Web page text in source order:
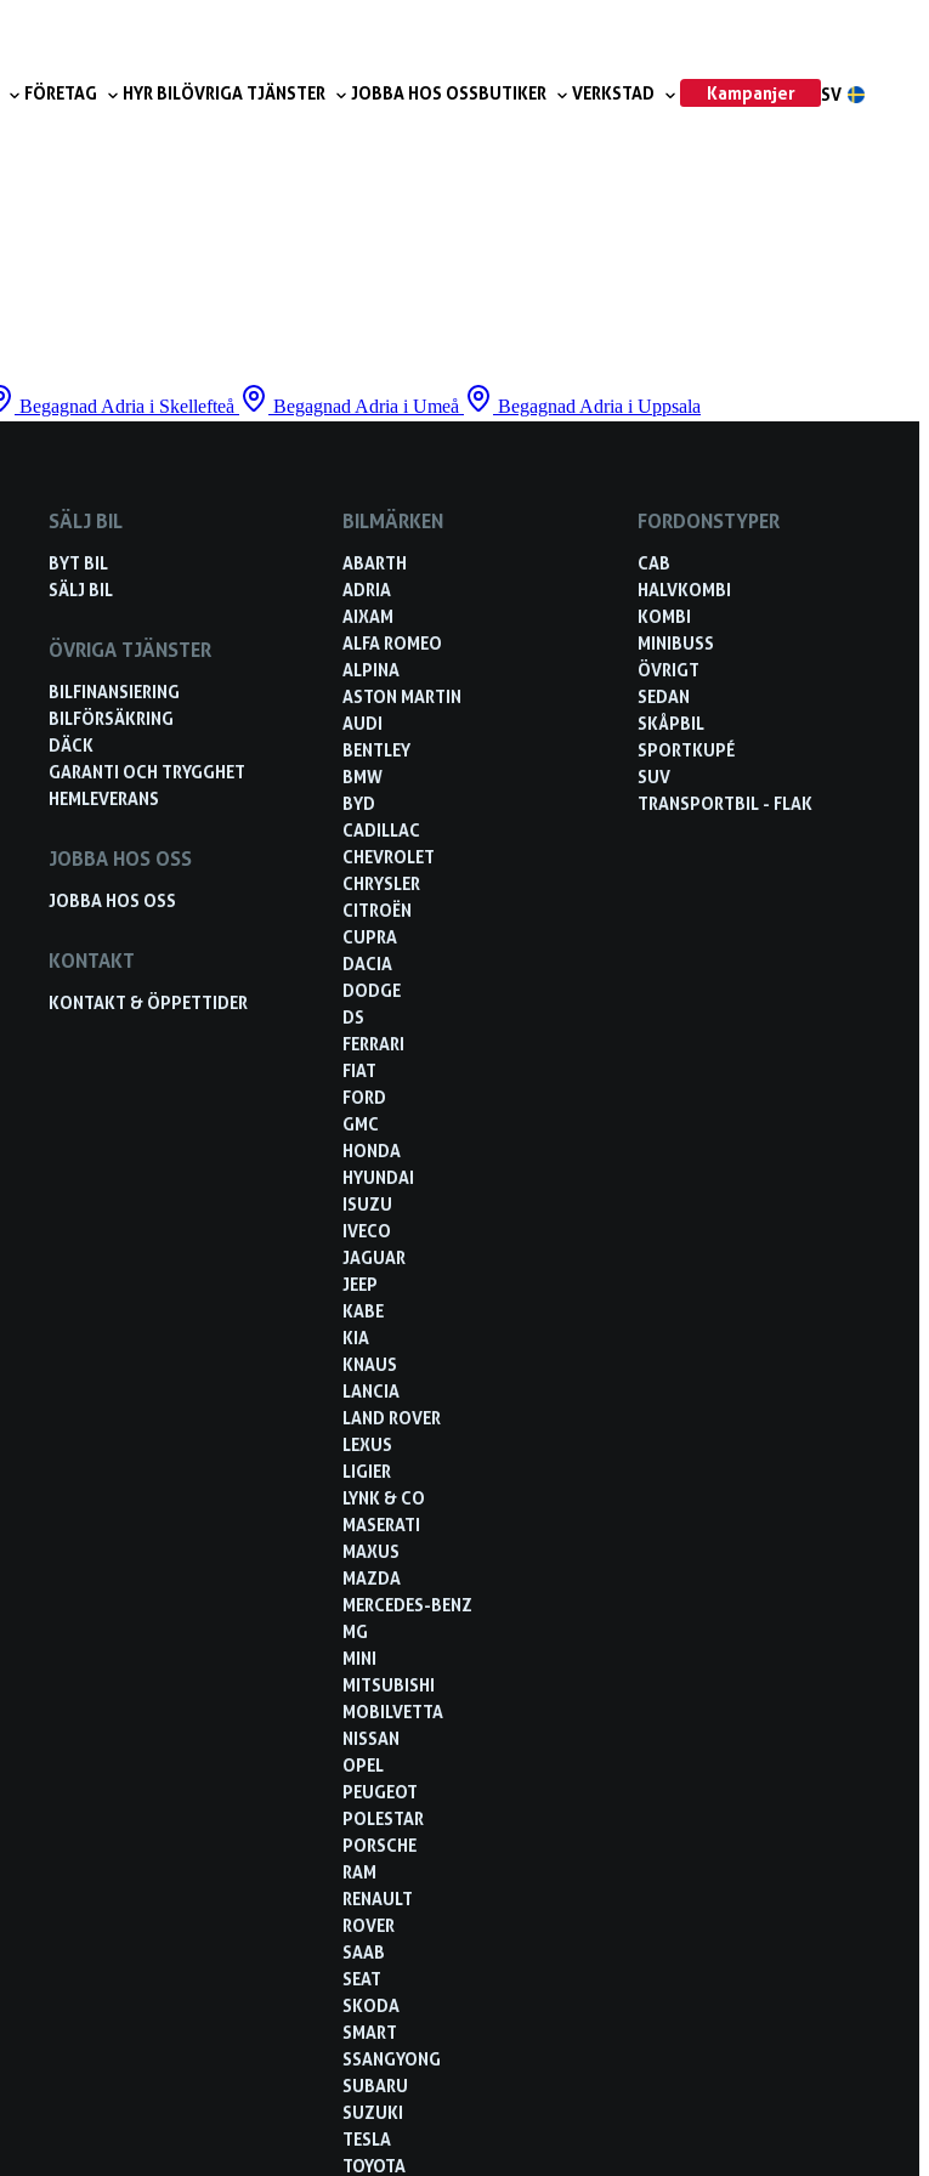
FÖRETAG HYR BILÖVRIGA TJÄNSTER JOBBA HOS OSSBUTIKER VERKSTAD Kampanjer SV
Begagnad Adria i Skellefteå Begagnad Adria i Umeå Begagnad Adria i Uppsala
SÄLJ BIL
BYT BIL
SÄLJ BIL
ÖVRIGA TJÄNSTER
BILFINANSIERING
BILFÖRSÄKRING
DÄCK
GARANTI OCH TRYGGHET
HEMLEVERANS
JOBBA HOS OSS
JOBBA HOS OSS
KONTAKT
KONTAKT & ÖPPETTIDER
BILMÄRKEN
ABARTH
ADRIA
AIXAM
ALFA ROMEO
ALPINA
ASTON MARTIN
AUDI
BENTLEY
BMW
BYD
CADILLAC
CHEVROLET
CHRYSLER
CITROËN
CUPRA
DACIA
DODGE
DS
FERRARI
FIAT
FORD
GMC
HONDA
HYUNDAI
ISUZU
IVECO
JAGUAR
JEEP
KABE
KIA
KNAUS
LANCIA
LAND ROVER
LEXUS
LIGIER
LYNK & CO
MASERATI
MAXUS
MAZDA
MERCEDES-BENZ
MG
MINI
MITSUBISHI
MOBILVETTA
NISSAN
OPEL
PEUGEOT
POLESTAR
PORSCHE
RAM
RENAULT
ROVER
SAAB
SEAT
SKODA
SMART
SSANGYONG
SUBARU
SUZUKI
TESLA
TOYOTA
FORDONSTYPER
CAB
HALVKOMBI
KOMBI
MINIBUSS
ÖVRIGT
SEDAN
SKÅPBIL
SPORTKUPÉ
SUV
TRANSPORTBIL - FLAK